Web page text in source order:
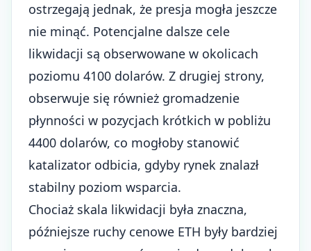
ostrzegają jednak, że presja mogła jeszcze
nie minąć. Potencjalne dalsze cele
likwidacji są obserwowane w okolicach
poziomu 4100 dolarów. Z drugiej strony,
obserwuje się również gromadzenie
płynności w pozycjach krótkich w pobliżu
4400 dolarów, co mogłoby stanowić
katalizator odbicia, gdyby rynek znalazł
stabilny poziom wsparcia.
Chociaż skala likwidacji była znaczna,
późniejsze ruchy cenowe ETH były bardziej